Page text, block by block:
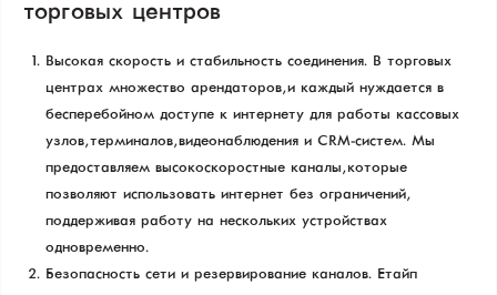
торговых центров
Высокая скорость и стабильность соединения. В торговых
центрах множество арендаторов, и каждый нуждается в
бесперебойном доступе к интернету для работы кассовых
узлов, терминалов, видеонаблюдения и CRM-систем. Мы
предоставляем высокоскоростные каналы, которые
позволяют использовать интернет без ограничений,
поддерживая работу на нескольких устройствах
одновременно.
Безопасность сети и резервирование каналов. Етайп